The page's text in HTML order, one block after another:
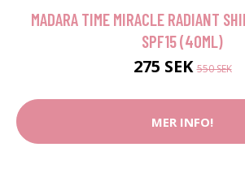
MADARA TIME MIRACLE RADIANT
SPF15 (40ML)
275 SEK550 SEK
MER INFO!